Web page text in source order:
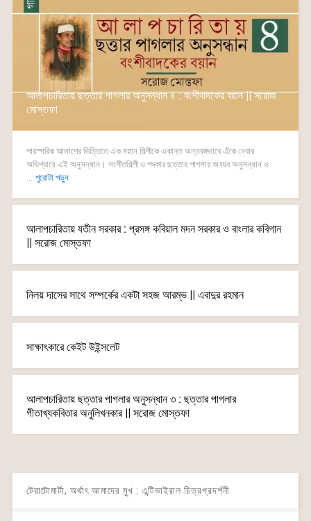
আলাপচারিতায় ছত্তার পাগলার অনুসন্ধান ৪ : বংশীবাদকের বয়ান || সরোজ
মোস্তফা
পারস্পরিক আলাপের ভিত্তিতে এক মহান শিল্পীকে একান্ত অন্তরঙ্গভাবে এঁকে নেবার
অভিপ্রায়ে এই অনুসন্ধান। সংগীতশিল্পী ও পদকার ছত্তার পাগলার অবয়ব অনুসন্ধান ও
পুরোটা পড়ুন
আলাপচারিতায় যতীন সরকার : প্রসঙ্গ কবিয়াল মদন সরকার ও বাংলার কবিগান
|| সরোজ মোস্তফা
নিলয় দাসের সাথে সম্পর্কের একটা সহজ আরম্ভ || এবাদুর রহমান
সাক্ষাৎকারে কেইট উইন্সলেট
আলাপচারিতায় ছত্তার পাগলার অনুসন্ধান ৩ : ছত্তার পাগলার
গীতাখ্যকবিতার অনুলিখনকার || সরোজ মোস্তফা
টেরাটোমার্টা, অর্থাৎ আমাদের মুখ : এন্টিভাইরাল চিত্রপ্রদর্শনী